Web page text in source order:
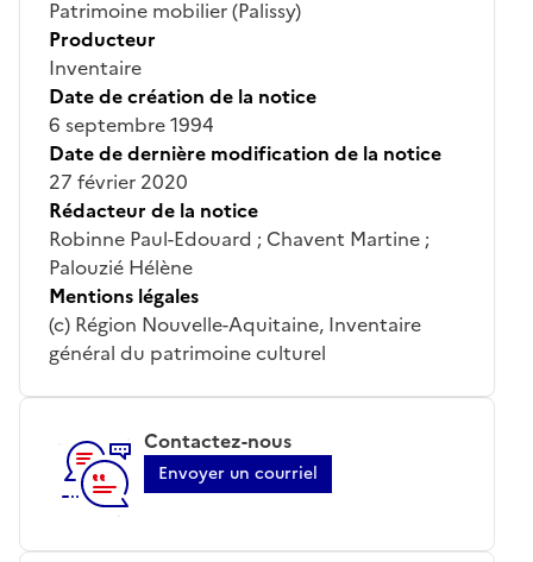
Patrimoine mobilier (Palissy)
Producteur
Inventaire
Date de création de la notice
6 septembre 1994
Date de dernière modification de la notice
27 février 2020
Rédacteur de la notice
Robinne Paul-Edouard ; Chavent Martine ;
Palouzié Hélène
Mentions légales
(c) Région Nouvelle-Aquitaine, Inventaire
général du patrimoine culturel
Contactez-nous
Envoyer un courriel